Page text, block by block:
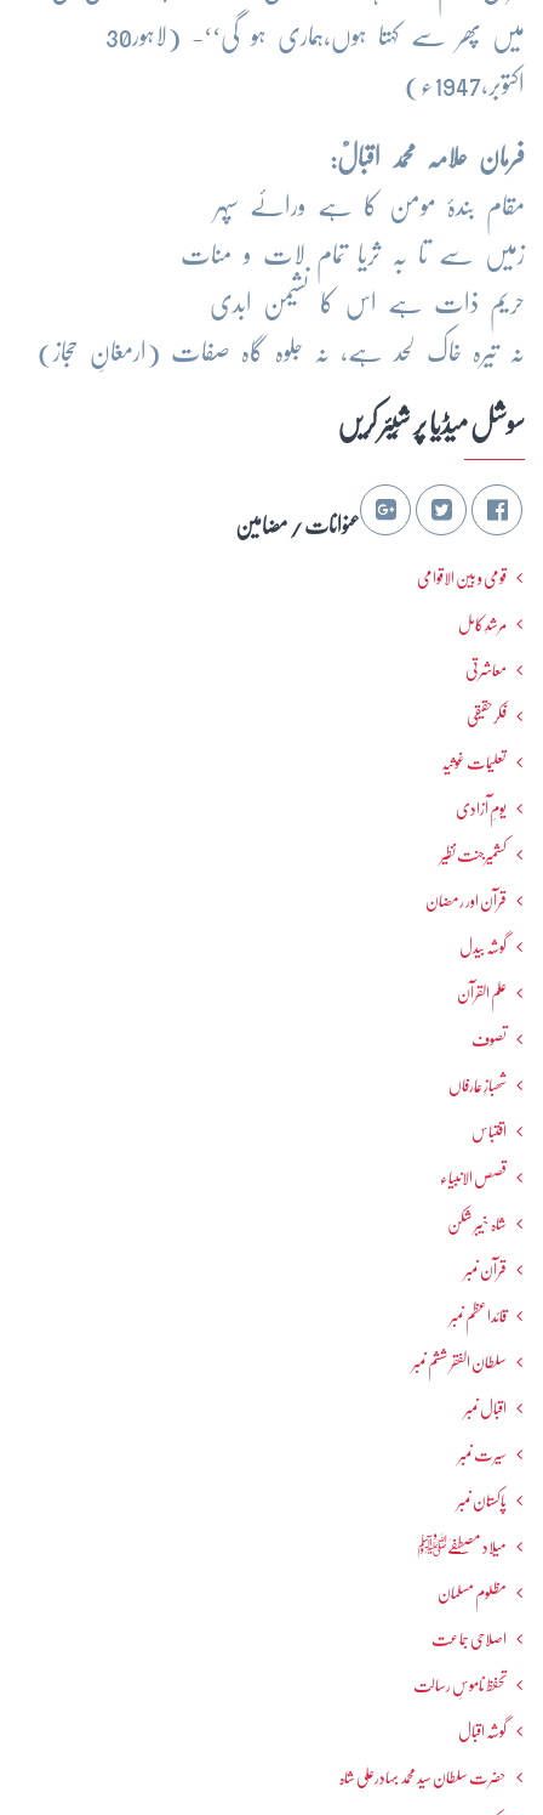
میں پھر سے کہتا ہوں،ہماری ہو گی‘‘- (لاہور30
اکتوبر،1947ء)
فرمان علامہ محمد اقبالؒ:
مقام بندۂ مومن کا ہے ورائے سپہر
زمیں سے تا بہ ثریا تمام لات و منات
حریم ذات ہے اس کا نشیمن ابدی
نہ تیرہ خاک لحد ہے، نہ جلوہ گاہ صفات (ارمغانِ حجاز)
سوشل میڈیا پر شِیئر کریں
عنوانات / مضامین
قومی و بین الاقوامی
مرشدِ کامل
معاشرتی
فکرحقیقی
تعلیمات غوثیہ
یومِ آزادی
کشمیرجنت نظیر
قرآن اور رمضان
گوشہ بیدل
علم القرآن
تصوف
شھبازِ عارفاں
اقتباس
قصص الانبیاء
شاہ خیبر شکن
قرآن نمبر
قائداعظم نمبر
سلطان الفقر ششم نمبر
اقبال نمبر
سیرت نمبر
پاکستان نمبر
میلاد مصطفےٰﷺ
مظلوم مسلمان
اصلاحی جماعت
تحفظ ناموسِ رسالت
گوشہ اقبال
حضرت سلطان سید محمد بہادرعلی شاہ